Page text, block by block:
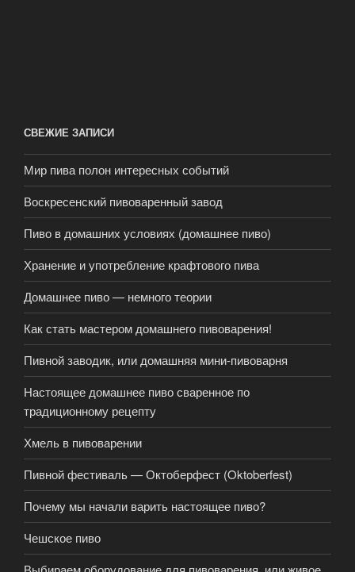
СВЕЖИЕ ЗАПИСИ
Мир пива полон интересных событий
Воскресенский пивоваренный завод
Пиво в домашних условиях (домашнее пиво)
Хранение и употребление крафтового пива
Домашнее пиво — немного теории
Как стать мастером домашнего пивоварения!
Пивной заводик, или домашняя мини-пивоварня
Настоящее домашнее пиво сваренное по
традиционному рецепту
Хмель в пивоварении
Пивной фестиваль — Октоберфест (Oktoberfest)
Почему мы начали варить настоящее пиво?
Чешское пиво